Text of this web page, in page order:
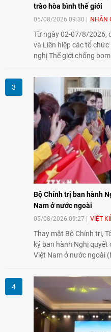
trào hòa bình thế giới
05/08/2026 09:30 NHÂN
Từ ngày 02-07/8/2026,
và Liên hiệp các tổ
nghị Thế giới chống
đồng hành cùng với
Nhật Bản và thế giới
Nam.
Bộ Chính trị ban hành
Nam ở nước ngoài
05/08/2026 09:27 VIỆT
Thay mặt Bộ Chính trị,
ký ban hành Nghị
Việt Nam ở nước ngoài